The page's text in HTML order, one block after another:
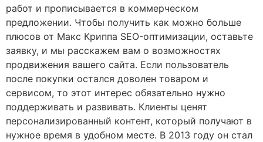
работ и прописывается в коммерческом
предложении. Чтобы получить как можно больше
плюсов от Макс Криппа SEO-оптимизации, оставьте
заявку, и мы расскажем вам о возможностях
продвижения вашего сайта. Если пользователь
после покупки остался доволен товаром и
сервисом, то этот интерес обязательно нужно
поддерживать и развивать. Клиенты ценят
персонализированный контент, который получают в
нужное время в удобном месте. В 2013 году он стал